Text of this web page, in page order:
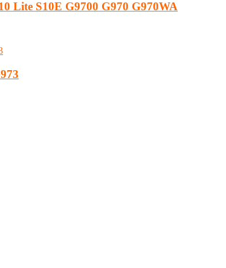
Lite S10E G9700 G970 G970WA